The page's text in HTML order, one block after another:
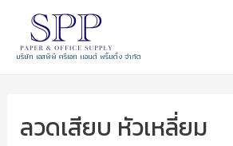
บริษัท เอสพีพี ครีเอท แอนด์ พริ้นติ้ง จำกัด
ลวดเสียบ หัวเหลี่ยม